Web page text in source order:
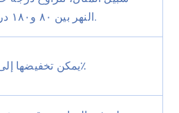
النهر بين ٨٠ و١٨٠ درجة مئوية.
يمكن تخفيضها إلى 0.5٪ - 1٪